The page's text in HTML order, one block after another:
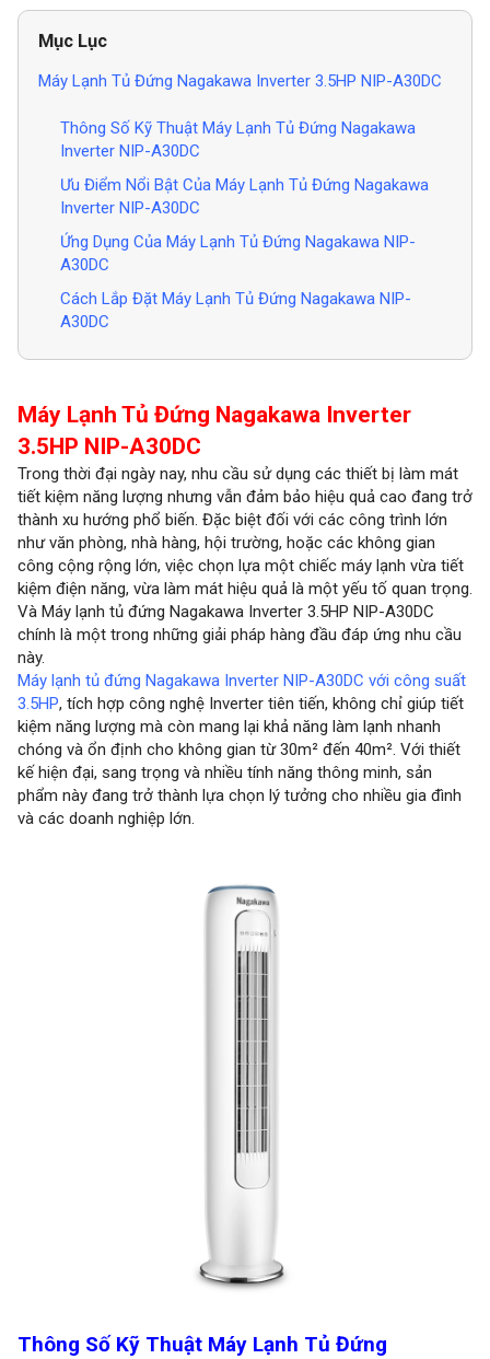
Mục Lục
Máy Lạnh Tủ Đứng Nagakawa Inverter 3.5HP NIP-A30DC
Thông Số Kỹ Thuật Máy Lạnh Tủ Đứng Nagakawa
Inverter NIP-A30DC
Ưu Điểm Nổi Bật Của Máy Lạnh Tủ Đứng Nagakawa
Inverter NIP-A30DC
Ứng Dụng Của Máy Lạnh Tủ Đứng Nagakawa NIP-
A30DC
Cách Lắp Đặt Máy Lạnh Tủ Đứng Nagakawa NIP-
A30DC
Máy Lạnh Tủ Đứng Nagakawa Inverter
3.5HP NIP-A30DC
Trong thời đại ngày nay, nhu cầu sử dụng các thiết bị làm mát
tiết kiệm năng lượng nhưng vẫn đảm bảo hiệu quả cao đang trở
thành xu hướng phổ biến. Đặc biệt đối với các công trình lớn
như văn phòng, nhà hàng, hội trường, hoặc các không gian
công cộng rộng lớn, việc chọn lựa một chiếc máy lạnh vừa tiết
kiệm điện năng, vừa làm mát hiệu quả là một yếu tố quan trọng.
Và Máy lạnh tủ đứng Nagakawa Inverter 3.5HP NIP-A30DC
chính là một trong những giải pháp hàng đầu đáp ứng nhu cầu
này.
Máy lạnh tủ đứng Nagakawa Inverter NIP-A30DC với công suất
3.5HP, tích hợp công nghệ Inverter tiên tiến, không chỉ giúp tiết
kiệm năng lượng mà còn mang lại khả năng làm lạnh nhanh
chóng và ổn định cho không gian từ 30m² đến 40m². Với thiết
kế hiện đại, sang trọng và nhiều tính năng thông minh, sản
phẩm này đang trở thành lựa chọn lý tưởng cho nhiều gia đình
và các doanh nghiệp lớn.
Thông Số Kỹ Thuật Máy Lạnh Tủ Đứng